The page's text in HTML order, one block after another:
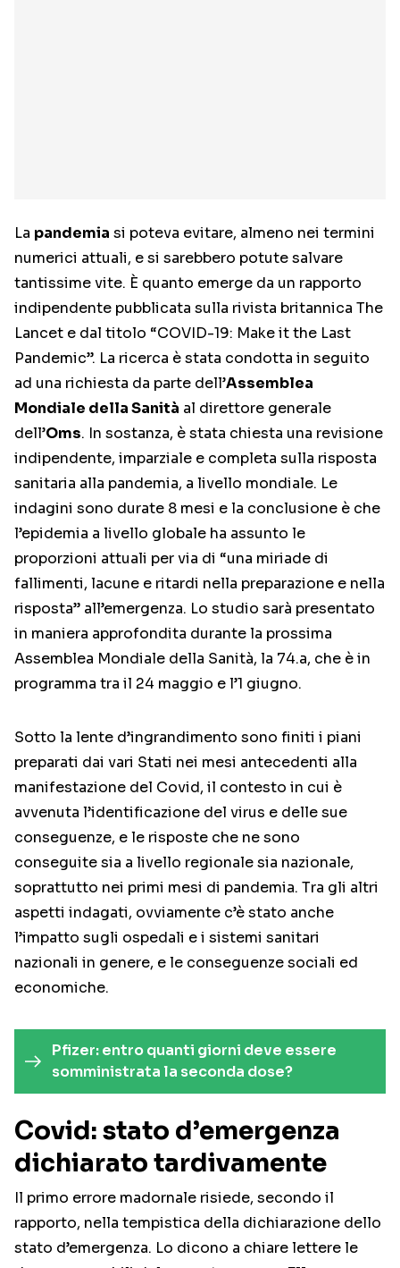
La pandemia si poteva evitare, almeno nei termini
numerici attuali, e si sarebbero potute salvare
tantissime vite. È quanto emerge da un rapporto
indipendente pubblicata sulla rivista britannica The
Lancet e dal titolo “COVID-19: Make it the Last
Pandemic”. La ricerca è stata condotta in seguito
ad una richiesta da parte dell’Assemblea
Mondiale della Sanità al direttore generale
dell’Oms. In sostanza, è stata chiesta una revisione
indipendente, imparziale e completa sulla risposta
sanitaria alla pandemia, a livello mondiale. Le
indagini sono durate 8 mesi e la conclusione è che
l’epidemia a livello globale ha assunto le
proporzioni attuali per via di “una miriade di
fallimenti, lacune e ritardi nella preparazione e nella
risposta” all’emergenza. Lo studio sarà presentato
in maniera approfondita durante la prossima
Assemblea Mondiale della Sanità, la 74.a, che è in
programma tra il 24 maggio e l’1 giugno.
Sotto la lente d’ingrandimento sono finiti i piani
preparati dai vari Stati nei mesi antecedenti alla
manifestazione del Covid, il contesto in cui è
avvenuta l’identificazione del virus e delle sue
conseguenze, e le risposte che ne sono
conseguite sia a livello regionale sia nazionale,
soprattutto nei primi mesi di pandemia. Tra gli altri
aspetti indagati, ovviamente c’è stato anche
l’impatto sugli ospedali e i sistemi sanitari
nazionali in genere, e le conseguenze sociali ed
economiche.
Pfizer: entro quanti giorni deve essere
somministrata la seconda dose?
Covid: stato d’emergenza
dichiarato tardivamente
Il primo errore madornale risiede, secondo il
rapporto, nella tempistica della dichiarazione dello
stato d’emergenza. Lo dicono a chiare lettere le